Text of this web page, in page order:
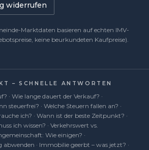
widerrufen
Marktdaten basieren auf echten IMV-
keine beurkundeten Kaufpreise).
– SCHNELLE ANTWORTEN
· Wie lange dauert der Verkauf? ·
steuerfrei? · Welche Steuern fallen an? ·
ich? · Wann ist der beste Zeitpunkt? ·
ich wissen? · Verkehrswert vs.
Wie einigen? ·
abwenden · Immobilie geerbt – was jetzt? ·